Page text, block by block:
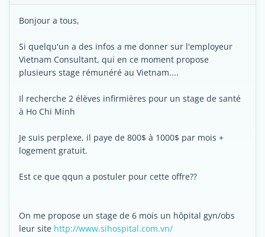
Bonjour a tous,
Si quelqu'un a des infos a me donner sur l'employeur
Vietnam Consultant, qui en ce moment propose
plusieurs stage rémunéré au Vietnam....
Il recherche 2 élèves infirmières pour un stage de santé
à Ho Chi Minh
Je suis perplexe, il paye de 800$ à 1000$ par mois +
logement gratuit.
Est ce que qqun a postuler pour cette offre??
On me propose un stage de 6 mois un hôpital gyn/obs
leur site http://www.sihospital.com.vn/